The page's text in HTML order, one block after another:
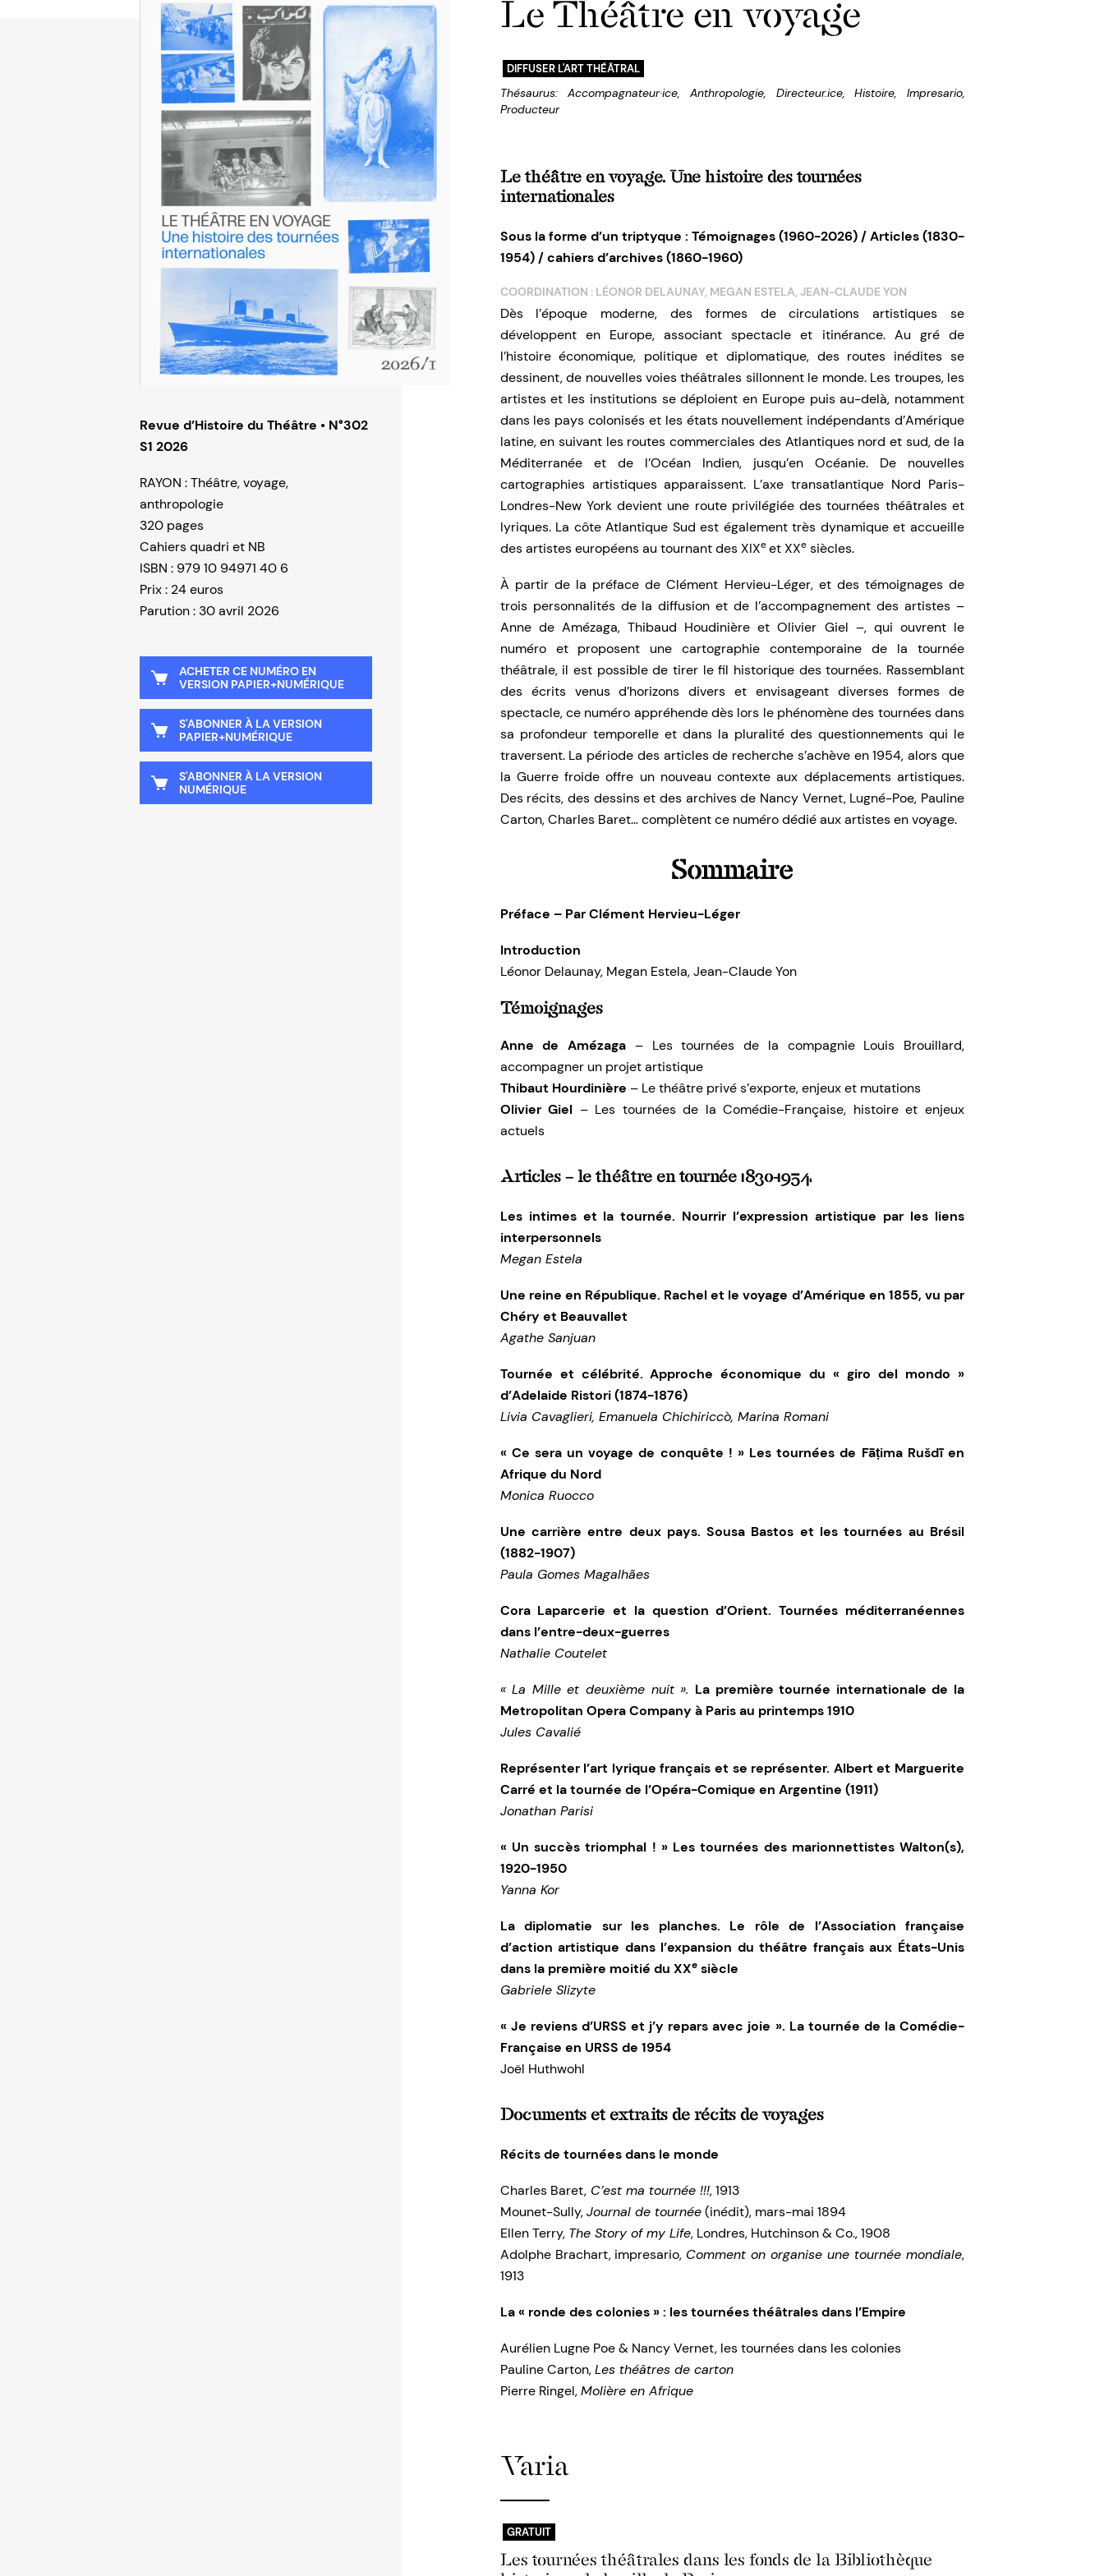
Revue d’Histoire du Théâtre • N°302
S1 2026
RAYON : Théâtre, voyage,
anthropologie
320 pages
Cahiers quadri et NB
ISBN : 979 10 94971 40 6
Prix : 24 euros
Parution : 30 avril 2026
ACHETER CE NUMÉRO EN
VERSION PAPIER+NUMÉRIQUE
S'ABONNER À LA VERSION
PAPIER+NUMÉRIQUE
S'ABONNER À LA VERSION
NUMÉRIQUE
Le Théâtre en voyage
DIFFUSER L'ART THÉÂTRAL
Thésaurus:Accompagnateur·ice, Anthropologie, Directeur.ice,Histoire,Impresario,
Producteur
Le théâtre en voyage. Une histoire des tournées
internationales
Sous la forme d’un triptyque : Témoignages (1960-2026) / Articles (1830-
1954) / cahiers d’archives (1860-1960)
COORDINATION : LÉONOR DELAUNAY, MEGAN ESTELA, JEAN-CLAUDE YON
Dès l’époque moderne, des formes de circulations artistiques se
développent en Europe, associant spectacle et itinérance. Au gré de
l’histoire économique, politique et diplomatique, des routes inédites se
dessinent, de nouvelles voies théâtrales sillonnent le monde. Les troupes, les
artistes et les institutions se déploient en Europe puis au-delà, notamment
dans les pays colonisés et les états nouvellement indépendants d’Amérique
latine, en suivant les routes commerciales des Atlantiques nord et sud, de la
Méditerranée et de l’Océan Indien, jusqu’en Océanie. De nouvelles
cartographies artistiques apparaissent. L’axe transatlantique Nord Paris-
Londres-New York devient une route privilégiée des tournées théâtrales et
lyriques. La côte Atlantique Sud est également très dynamique et accueille
des artistes européens au tournant des XIXeet XXesiècles.
À partir de la préface de Clément Hervieu-Léger, et des témoignages de
trois personnalités de la diffusion et de l’accompagnement des artistes –
Anne de Amézaga, Thibaud Houdinière et Olivier Giel –, qui ouvrent le
numéro et proposent une cartographie contemporaine de la tournée
théâtrale, il est possible de tirer le fil historique des tournées. Rassemblant
des écrits venus d’horizons divers et envisageant diverses formes de
spectacle, ce numéro appréhende dès lors le phénomène des tournées dans
sa profondeur temporelle et dans la pluralité des questionnements qui le
traversent. La période des articles de recherche s’achève en 1954, alors que
la Guerre froide offre un nouveau contexte aux déplacements artistiques.
Des récits, des dessins et des archives de Nancy Vernet, Lugné-Poe, Pauline
Carton, Charles Baret… complètent ce numéro dédié aux artistes en voyage.
Sommaire
Préface – Par Clément Hervieu-Léger
Introduction
Léonor Delaunay, Megan Estela, Jean-Claude Yon
Témoignages
Anne de Amézaga – Les tournées de la compagnie Louis Brouillard,
accompagner un projet artistique
Thibaut Hourdinière – Le théâtre privé s’exporte, enjeux et mutations
Olivier Giel – Les tournées de la Comédie-Française, histoire et enjeux
actuels
Articles – le théâtre en tournée 1830-1954
Les intimes et la tournée. Nourrir l’expression artistique par les liens
interpersonnels
Megan Estela
Une reine en République. Rachel et le voyage d’Amérique en 1855, vu par
Chéry et Beauvallet
Agathe Sanjuan
Tournée et célébrité. Approche économique du « giro del mondo »
d’Adelaide Ristori (1874-1876)
Livia Cavaglieri, Emanuela Chichiriccò, Marina Romani
« Ce sera un voyage de conquête ! » Les tournées de Fāṭima Rušdī en
Afrique du Nord
Monica Ruocco
Une carrière entre deux pays. Sousa Bastos et les tournées au Brésil
(1882-1907)
Paula Gomes Magalhães
Cora Laparcerie et la question d’Orient. Tournées méditerranéennes
dans l’entre-deux-guerres
Nathalie Coutelet
« La Mille et deuxième nuit ». La première tournée internationale de la
Metropolitan Opera Company à Paris au printemps 1910
Jules Cavalié
Représenter l’art lyrique français et se représenter. Albert et Marguerite
Carré et la tournée de l’Opéra-Comique en Argentine (1911)
Jonathan Parisi
« Un succès triomphal ! » Les tournées des marionnettistes Walton(s),
1920-1950
Yanna Kor
La diplomatie sur les planches. Le rôle de l’Association française
d’action artistique dans l’expansion du théâtre français aux États-Unis
dans la première moitié du XXesiècle
Gabriele Slizyte
« Je reviens d’URSS et j’y repars avec joie ». La tournée de la Comédie-
Française en URSS de 1954
Joël Huthwohl
Documents et extraits de récits de voyages
Récits de tournées dans le monde
Charles Baret,C’est ma tournée !!!, 1913
Mounet-Sully,Journal de tournée(inédit), mars-mai 1894
Ellen Terry, The Story of my Life, Londres, Hutchinson & Co., 1908
Adolphe Brachart, impresario, Comment on organise une tournée mondiale,
1913
La « ronde des colonies » : les tournées théâtrales dans l’Empire
Aurélien Lugne Poe & Nancy Vernet, les tournées dans les colonies
Pauline Carton,Les théâtres de carton
Pierre Ringel,Molière en Afrique
Varia
GRATUIT
Les tournées théâtrales dans les fonds de la Bibliothèque